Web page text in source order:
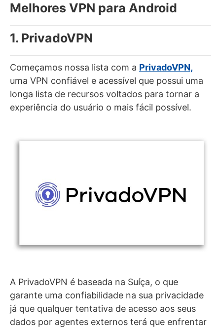
Melhores VPN para Android
1. PrivadoVPN
Começamos nossa lista com a PrivadoVPN,
uma VPN confiável e acessível que possui uma
longa lista de recursos voltados para tornar a
experiência do usuário o mais fácil possível.
A PrivadoVPN é baseada na Suíça, o que
garante uma confiabilidade na sua privacidade
já que qualquer tentativa de acesso aos seus
dados por agentes externos terá que enfrentar